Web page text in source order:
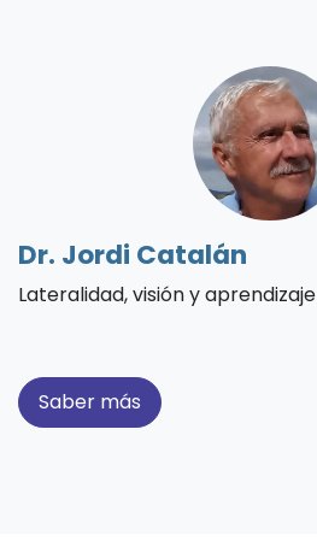
Dr. Jordi Catalán
Lateralidad, visión y aprendizaje
Saber más